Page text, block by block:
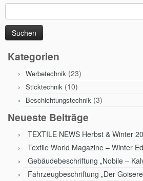
nach:
Kategorien
Werbetechnik (23)
Sticktechnik (10)
Beschichtungstechnik (3)
Neueste Beiträge
TEXTILE NEWS Herbst & Winter
Textile World Magazine – Winter
Gebäudebeschriftung „Nobile –
Fahrzeugbeschriftung „Der